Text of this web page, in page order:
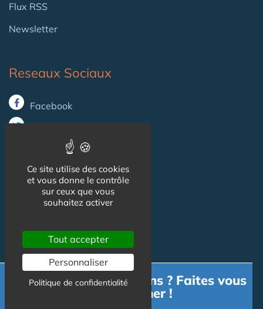
Flux RSS
Newsletter
Reseaux Sociaux
Facebook
Informations
Mentions légales
CGU
Besoin d'informations ? Faites vous
accompagner !
Ce site utilise des cookies
et vous donne le contrôle
sur ceux que vous
souhaitez activer
Tout accepter
Personnaliser
Politique de confidentialité